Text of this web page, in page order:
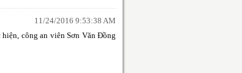
11/24/2016 9:53:38 AM
công an viên Sơn Văn Đồng